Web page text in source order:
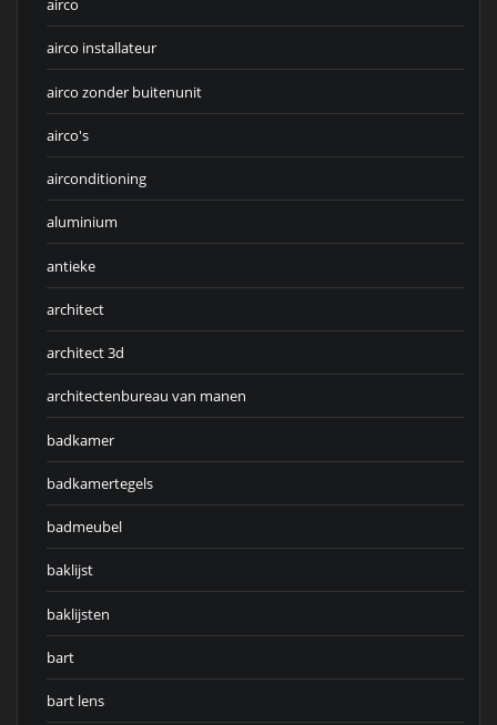
airco
airco installateur
airco zonder buitenunit
airco's
airconditioning
aluminium
antieke
architect
architect 3d
architectenbureau van manen
badkamer
badkamertegels
badmeubel
baklijst
baklijsten
bart
bart lens